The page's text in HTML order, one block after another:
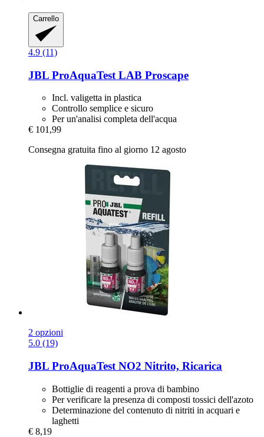
Carrello
4.9 (11)
JBL ProAquaTest LAB Proscape
Incl. valigetta in plastica
Controllo semplice e sicuro
Per un'analisi completa dell'acqua
€ 101,99
Consegna gratuita fino al giorno 12 agosto
2 opzioni
5.0 (19)
JBL ProAquaTest NO2 Nitrito, Ricarica
Bottiglie di reagenti a prova di bambino
Per verificare la presenza di composti tossici dell'azoto
Determinazione del contenuto di nitriti in acquari e
laghetti
€ 8,19